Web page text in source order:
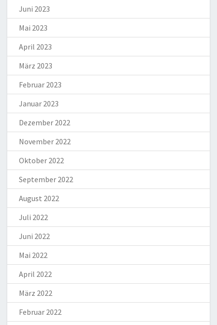
Juni 2023
Mai 2023
April 2023
März 2023
Februar 2023
Januar 2023
Dezember 2022
November 2022
Oktober 2022
September 2022
August 2022
Juli 2022
Juni 2022
Mai 2022
April 2022
März 2022
Februar 2022